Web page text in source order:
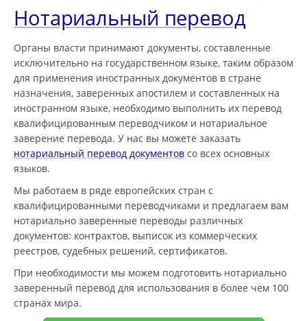
Нотариальный перевод
Органы власти принимают документы, составленные
исключительно на государственном языке, таким образом
для применения иностранных документов в стране
назначения, заверенных апостилем и составленных на
иностранном языке, необходимо выполнить их перевод
квалифицированным переводчиком и нотариальное
заверение перевода. У нас вы можете заказать
нотариальный перевод документов со всех основных
языков.
Мы работаем в ряде европейских стран с
квалифицированными переводчиками и предлагаем вам
нотариально заверенные переводы различных
документов: контрактов, выписок из коммерческих
реестров, судебных решений, сертификатов.
При необходимости мы можем подготовить нотариально
заверенный перевод для использования в более чем 100
странах мира.